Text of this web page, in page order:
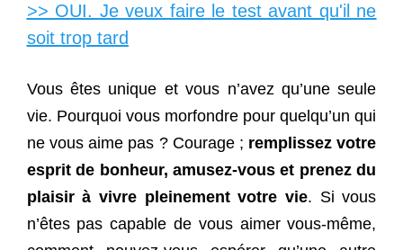
>> OUI. Je veux faire le test avant qu'il ne
soit trop tard
Vous êtes unique et vous n’avez qu’une seule
vie. Pourquoi vous morfondre pour quelqu’un qui
ne vous aime pas ? Courage ; remplissez votre
esprit de bonheur, amusez-vous et prenez du
plaisir à vivre pleinement votre vie. Si vous
n’êtes pas capable de vous aimer vous-même,